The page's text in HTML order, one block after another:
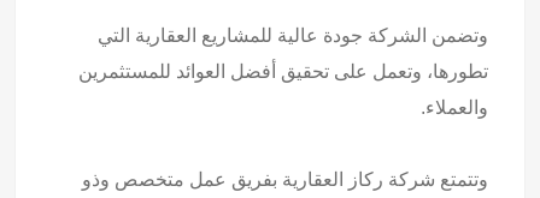
وتضمن الشركة جودة عالية للمشاريع العقارية التي
تطورها، وتعمل على تحقيق أفضل العوائد للمستثمرين
والعملاء.
وتتمتع شركة ركاز العقارية بفريق عمل متخصص وذو